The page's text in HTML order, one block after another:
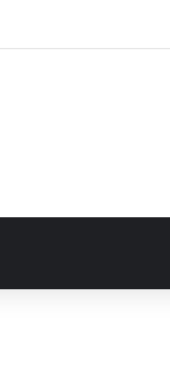
4 Tim Lolos ke